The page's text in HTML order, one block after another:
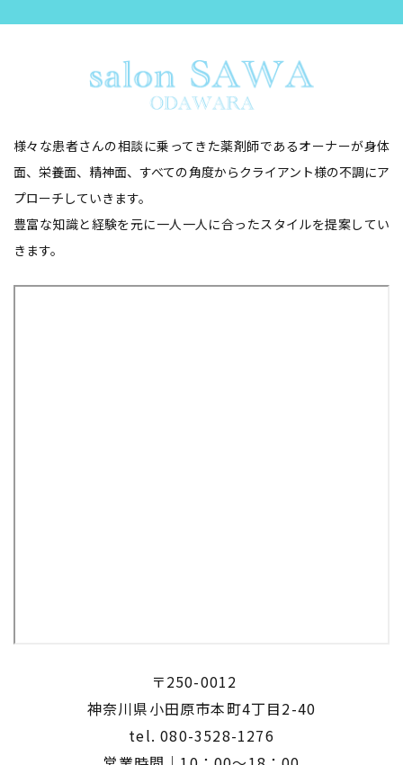
様々な患者さんの相談に乗ってきた薬剤師であるオーナーが身体
面、栄養面、精神面、​​​​​​​すべての角度からクライアント様の不調にア
プローチしていきます。
豊富な知識と経験を元に一人一人に合ったスタイルを提案してい
きます。
〒250-0012
​​​​​​​神奈川県小田原市本町4丁目2-40
tel.080-3528-1276